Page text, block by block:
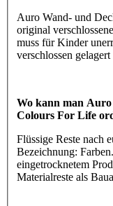
Auro Wand- und
original
muss für Kinder
verschlossen
Wo kann man
Colours For Life
Flüssige Reste nach
Bezeichnung:
eingetrocknetem
Materialreste als